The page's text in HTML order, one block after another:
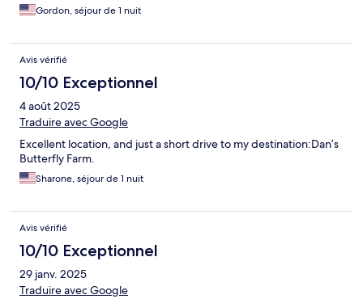
Gordon, séjour de 1 nuit
Avis vérifié
10/10 Exceptionnel
4 août 2025
Traduire avec Google
Excellent location, and just a short drive to my destination:Dan’s
Butterfly Farm.
Sharone, séjour de 1 nuit
Avis vérifié
10/10 Exceptionnel
29 janv. 2025
Traduire avec Google